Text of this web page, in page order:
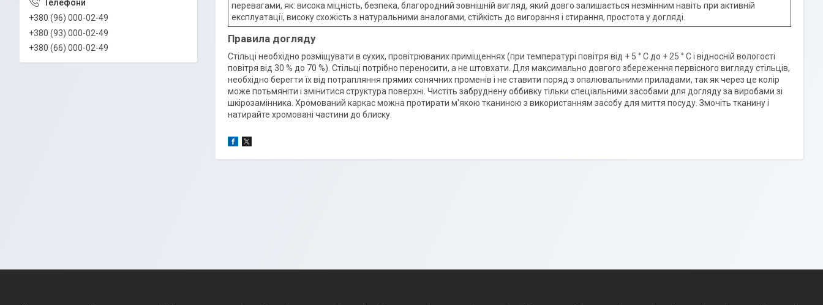
перевагами, як: висока міцність, безпека, благородний зовнішній вигляд, який довго залишається незмінним навіть при активній
експлуатації, високу схожість з натуральними аналогами, стійкість до вигорання і стирання, простота у догляді.
Правила догляду
Стільці необхідно розміщувати в сухих, провітрюваних приміщеннях (при температурі повітря від + 5 ° C до + 25 ° C і відносній вологості
повітря від 30 % до 70 %). Стільці потрібно переносити, а не штовхати. Для максимально довгого збереження первісного вигляду стільців,
необхідно берегти їх від потрапляння прямих сонячних променів і не ставити поряд з опалювальними приладами, так як через це колір
може потьмяніти і змінитися структура поверхні. Чистіть забруднену оббивку тільки спеціальними засобами для догляду за виробами зі
шкірозамінника. Хромований каркас можна протирати м'якою тканиною з використанням засобу для миття посуду. Змочіть тканину і
натирайте хромовані частини до блиску.
+380 (96) 000-02-49
+380 (93) 000-02-49
+380 (66) 000-02-49